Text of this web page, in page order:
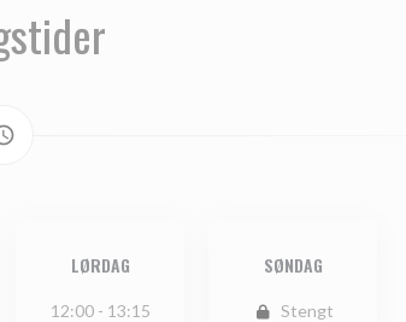
LØRDAG
12:00 - 13:15
SØNDAG
Stengt